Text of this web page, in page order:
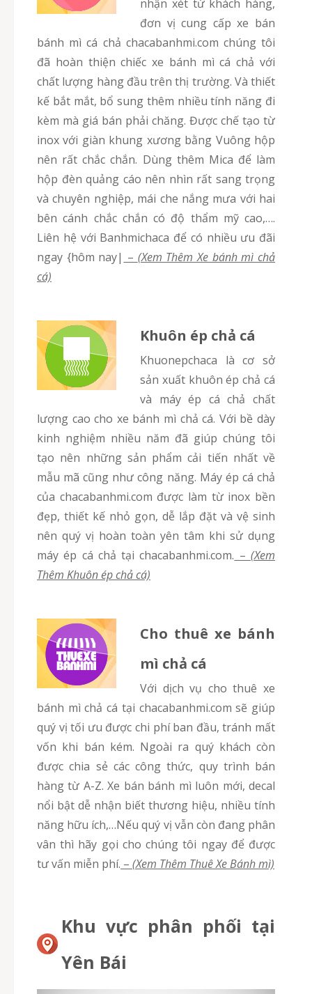
nhận xét từ khách hàng,
đơn vị cung cấp xe bán
bánh mì cá chả chacabanhmi.com chúng tôi
đã hoàn thiện chiếc xe bánh mì cá chả với
chất lượng hàng đầu trên thị trường. Và thiết
kế bắt mắt, bổ sung thêm nhiều tính năng đi
kèm mà giá bán phải chăng. Được chế tạo từ
inox với giàn khung xương bằng Vuông hộp
nên rất chắc chắn. Dùng thêm Mica để làm
hộp đèn quảng cáo nên nhìn rất sang trọng
và chuyên nghiệp, mái che nắng mưa với hai
bên cánh chắc chắn có độ thẩm mỹ cao,….
Liên hệ với Banhmichaca để có nhiều ưu đãi
ngay {hôm nay| – (Xem Thêm Xe bánh mì chả
cá)
Khuôn ép chả cá
Khuonepchaca là cơ sở
sản xuất khuôn ép chả cá
và máy ép cá chả chất
lượng cao cho xe bánh mì chả cá. Với bề dày
kinh nghiệm nhiều năm đã giúp chúng tôi
tạo nên những sản phẩm cải tiến nhất về
mẫu mã cũng như công năng. Máy ép cá chả
của chacabanhmi.com được làm từ inox bền
đẹp, thiết kế nhỏ gọn, dễ lắp đặt và vệ sinh
nên quý vị hoàn toàn yên tâm khi sử dụng
máy ép cá chả tại chacabanhmi.com. –(Xem
Thêm Khuôn ép chả cá)
Cho thuê xe bánh
mì chả cá
Với dịch vụ cho thuê xe
bánh mì chả cá tại chacabanhmi.com sẽ giúp
quý vị tối ưu được chi phí ban đầu, tránh mất
vốn khi bán kém. Ngoài ra quý khách còn
được chia sẻ các công thức, quy trình bán
hàng từ A-Z. Xe bán bánh mì luôn mới, decal
nổi bật dễ nhận biết thương hiệu, nhiều tính
năng hữu ích,…Nếu quý vị vẫn còn đang phân
vân thì hãy gọi cho chúng tôi ngay để được
tư vấn miễn phí. – (Xem Thêm Thuê Xe Bánh mì)
Khu vực phân phối tại
Yên Bái